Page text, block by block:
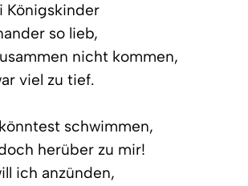
Königskinder
so lieb,
nicht kommen,
viel zu tief.
schwimmen,
herüber zu mir!
ich anzünden,